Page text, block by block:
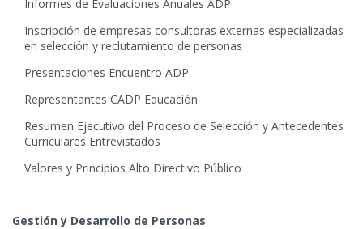
Informes de Evaluaciones Anuales ADP
Inscripción de empresas consultoras externas especializadas
en selección y reclutamiento de personas
Presentaciones Encuentro ADP
Representantes CADP Educación
Resumen Ejecutivo del Proceso de Selección y Antecedentes
Curriculares Entrevistados
Valores y Principios Alto Directivo Público
Gestión y Desarrollo de Personas